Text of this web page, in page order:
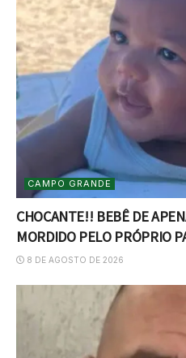
CAMPO GRANDE
CHOCANTE!! BEBÊ DE
MORDIDO PELO PRÓPRIO
8 DE AGOSTO DE 2026